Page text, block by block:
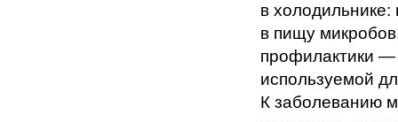
в
в пищу
профилактики —
используемой
К заболеванию